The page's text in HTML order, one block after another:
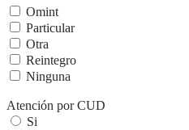
Omint
Particular
Otra
Reintegro
Ninguna
Atención por CUD
Si